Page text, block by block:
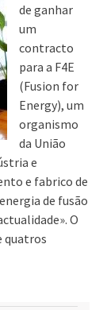
de ganhar
um
contracto
para a F4E
(Fusion for
Energy), um
organismo
da União
e
e fabrico de
de fusão
O
quatros